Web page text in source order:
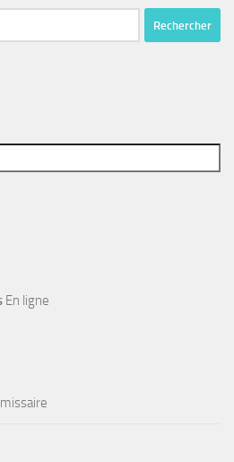
En ligne